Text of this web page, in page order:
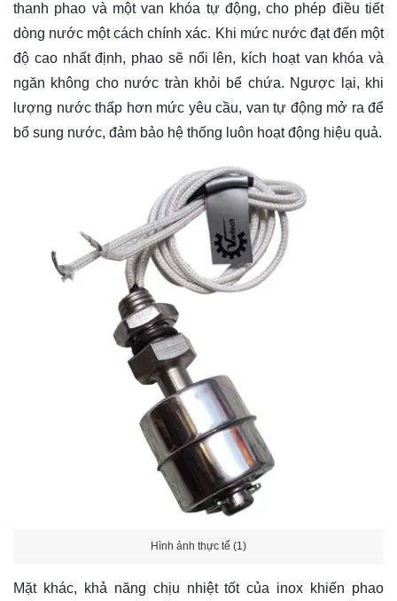
thanh phao và một van khóa tự động, cho phép điều tiết
dòng nước một cách chính xác. Khi mức nước đạt đến một
độ cao nhất định, phao sẽ nổi lên, kích hoạt van khóa và
ngăn không cho nước tràn khỏi bể chứa. Ngược lại, khi
lượng nước thấp hơn mức yêu cầu, van tự động mở ra để
bổ sung nước, đảm bảo hệ thống luôn hoạt động hiệu quả.
Hình ảnh thực tế (1)
Mặt khác, khả năng chịu nhiệt tốt của inox khiến phao